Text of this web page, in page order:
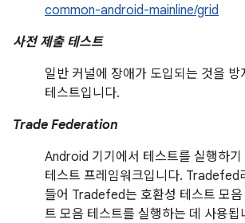
common-android-mainline/grid
사전 제출 테스트
일반 커널에 장애가 도입되는 것을 방
테스트입니다.
Trade Federation
Android 기기에서 테스트를 실행하
테스트 프레임워크입니다. Tradefed
들어 Tradefed는 호환성 테스트 모
트 모음 테스트를 실행하는 데 사용됩